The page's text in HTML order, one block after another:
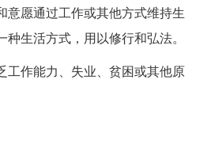
意愿通过工作或其他方式维持生
生活方式，用以修行和弘法。
工作能力、失业、贫困或其他原